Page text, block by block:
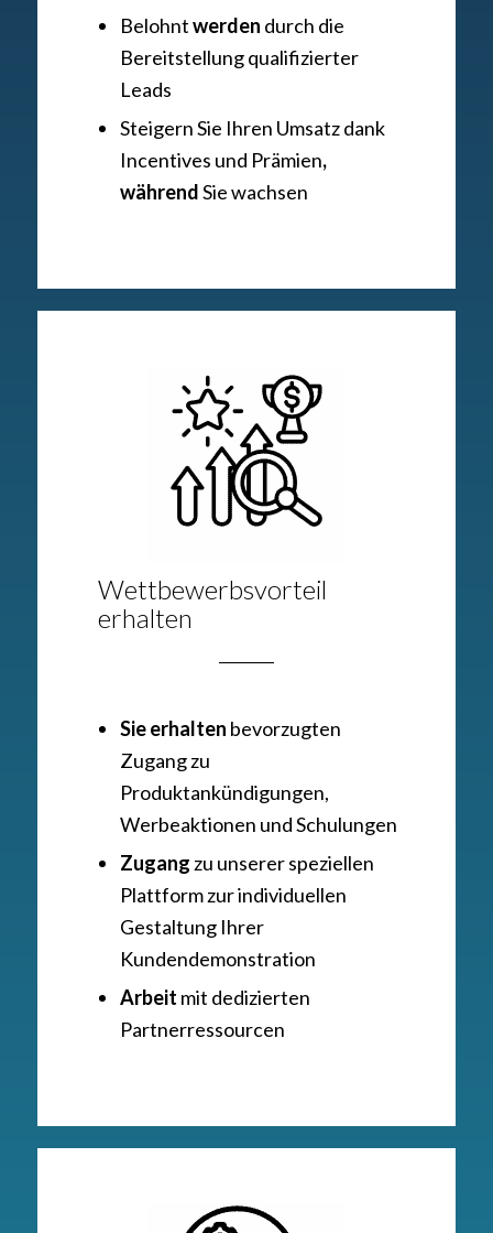
Belohntwerden durch die
Bereitstellung qualifizierter
Leads
Steigern Sie Ihren Umsatz dank
Incentives und Prämien,
währendSie wachsen
Wettbewerbsvorteil
erhalten
Sie erhalten bevorzugten
Zugang zu
Produktankündigungen,
Werbeaktionen und Schulungen
Zugang zu unserer speziellen
Plattform zur individuellen
Gestaltung Ihrer
Kundendemonstration
Arbeit mit dedizierten
Partnerressourcen